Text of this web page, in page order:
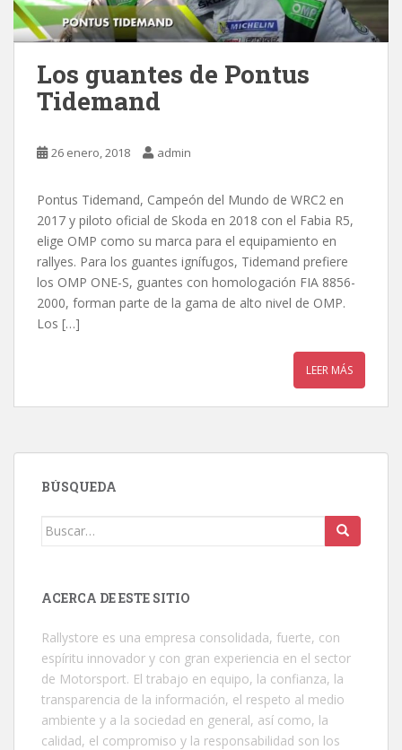
Los guantes de Pontus
Tidemand
26 enero, 2018 admin
Pontus Tidemand, Campeón del Mundo de WRC2 en
2017 y piloto oficial de Skoda en 2018 con el Fabia R5,
elige OMP como su marca para el equipamiento en
rallyes. Para los guantes ignífugos, Tidemand prefiere
los OMP ONE-S, guantes con homologación FIA 8856-
2000, forman parte de la gama de alto nivel de OMP.
Los […]
LEER MÁS
BÚSQUEDA
Buscar:
ACERCA DE ESTE SITIO
Rallystore es una empresa consolidada, fuerte, con
espíritu innovador y con gran experiencia en el sector
de Motorsport. El trabajo en equipo, la confianza, la
transparencia de la información, el respeto al medio
ambiente y a la sociedad en general, así como, la
calidad, el compromiso y la responsabilidad son los